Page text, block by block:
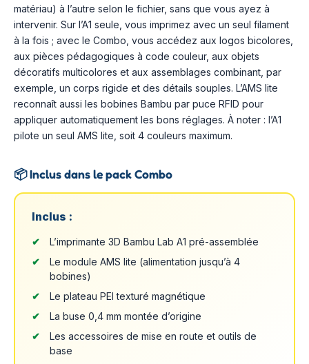
matériau) à l’autre selon le fichier, sans que vous ayez à
intervenir. Sur l’A1 seule, vous imprimez avec un seul filament
à la fois ; avec le Combo, vous accédez aux logos bicolores,
aux pièces pédagogiques à code couleur, aux objets
décoratifs multicolores et aux assemblages combinant, par
exemple, un corps rigide et des détails souples. L’AMS lite
reconnaît aussi les bobines Bambu par puce RFID pour
appliquer automatiquement les bons réglages. À noter : l’A1
pilote un seul AMS lite, soit 4 couleurs maximum.
📦Inclus dans le pack Combo
Inclus :
L’imprimante 3D Bambu Lab A1 pré-assemblée
Le module AMS lite (alimentation jusqu’à 4
bobines)
Le plateau PEI texturé magnétique
La buse 0,4 mm montée d’origine
Les accessoires de mise en route et outils de
base